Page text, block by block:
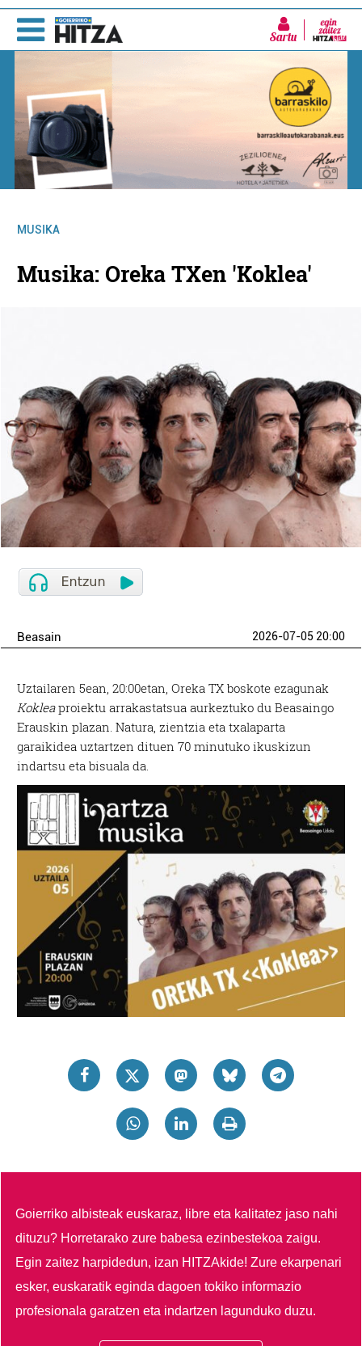
Sartu
MUSIKA
Musika: Oreka TXen 'Koklea'
Beasain 2026-07-05 20:00
Uztailaren 5ean, 20:00etan, Oreka TX boskote ezagunak
Kokleaproiektu arrakastatsua aurkeztuko du Beasaingo
Erauskin plazan. Natura, zientzia eta txalaparta
garaikidea uztartzen dituen 70 minutuko ikuskizun
indartsu eta bisuala da.
Goierriko albisteak euskaraz, libre eta kalitatez jaso nahi
dituzu? Horretarako zure babesa ezinbestekoa zaigu.
Egin zaitez harpidedun, izan HITZAkide!Zure ekarpenari
esker, euskaratik eginda dagoen tokiko informazio
profesionala garatzen eta indartzen lagunduko duzu.